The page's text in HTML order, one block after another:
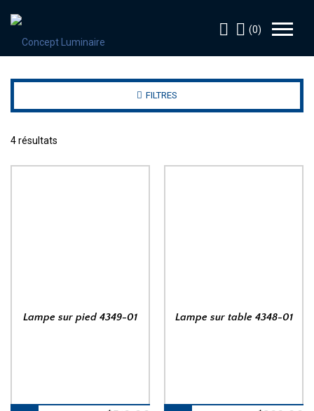
(0)
FILTRES
4 résultats
Lampe sur pied 4349-01 Lampe sur table 4348-01